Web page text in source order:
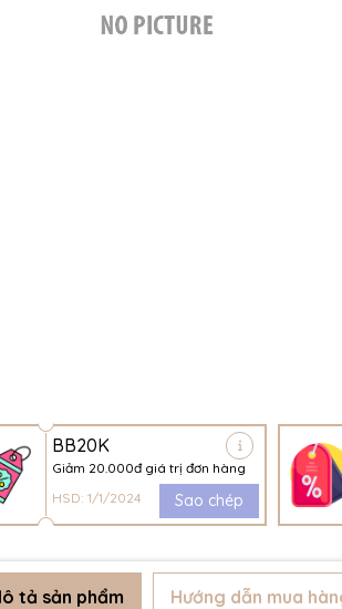
BB20K
Giảm 20.000đ giá trị đơn hàng
HSD: 1/1/2024
Sao chép
tả sản phẩm Hướng dẫn mua